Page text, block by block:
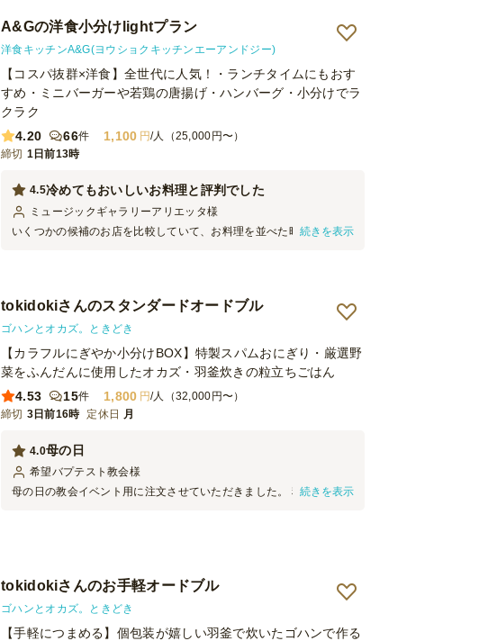
した。最後に残ったものを片付けた担当者の視点で今回感じたこと
は、男性は老若問わずに肉ものが大好き。いろどりの工夫がなされ
ているこちらのお料理プランは、９個入りボックスで提供いただい
たのですが、小さくても良いので、「このおかずは〇〇です」とわ
かるようなメニューのシールを、全部でなくて良いので、貼ってい
ただけると、もっと売れ行きが良くなったのではと思います。注文
者本人は、「これタコライスだな」というように見ればパッとわか
るのですが、食べる人たちは、見るだけではわからないものもあっ
たようでした。例えば、タコライスのカップがいくつも入っている
パックの外装に小さくメニューのシールが貼ってあったら、食べる
おいしく食べられる工夫をされている貴店のプランは、そのアイデ
アがとても良いと思いましたので、これからも応援しております。
A&Gの洋食小分けlightプラン
洋食キッチンA&G(ヨウショクキッチンエーアンドジー)
【コスパ抜群×洋食】全世代に人気！・ランチタイムにもおす
すめ・ミニバーガーや若鶏の唐揚げ・ハンバーグ・小分けでラ
クラク
4.20
66件 1,100 円/人（25,000円〜）
締切 1日前13時
冷めてもおいしいお料理と評判でした
4.5
ミュージックギャラリーアリエッタ様
いくつかの候補のお店を比較していて、お料理を並べた時の色合い
と喜んでおり、バジルのペンネが特に気に入ったというお客様もい
ました。
続きを表示
tokidokiさんのスタンダードオードブル
ゴハンとオカズ。ときどき
【カラフルにぎやか小分けBOX】特製スパムおにぎり・厳選野
菜をふんだんに使用したオカズ・羽釜炊きの粒立ちごはん
4.53
15件 1,800 円/人（32,000円〜）
締切 3日前16時 定休日 月
母の日
4.0
希望バプテスト教会様
母の日の教会イベント用に注文させていただきました。 料理はどれ
続きを表示
tokidokiさんのお手軽オードブル
ゴハンとオカズ。ときどき
【手軽につまめる】個包装が嬉しい羽釜で炊いたゴハンで作る